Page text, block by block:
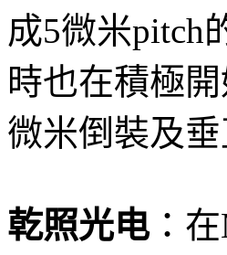
成5微米pitch
時也在積極
微米倒裝及
乾照光电：